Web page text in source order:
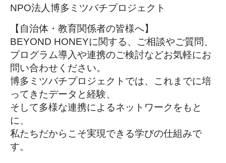
NPO法人博多ミツバチプロジェクト
【自治体・教育関係者の皆様へ】
BEYOND HONEYに関する、ご相談やご質問、
プログラム導入や連携のご検討などお気軽にお
問い合わせください。
博多ミツバチプロジェクトでは、これまでに培
ってきたデータと経験、
そして多様な連携によるネットワークをもと
に、
私たちだからこそ実現できる学びの仕組みで
す。